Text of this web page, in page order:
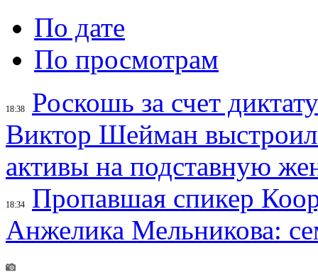
По дате
По просмотрам
18:38
Роскошь за счет
Виктор Шейман выстроил
активы на подставную
18:34
Пропавшая спикер
Анжелика Мельникова: